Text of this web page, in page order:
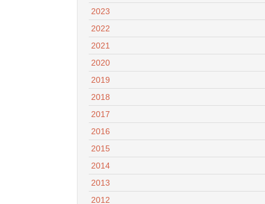
2023
2022
2021
2020
2019
2018
2017
2016
2015
2014
2013
2012